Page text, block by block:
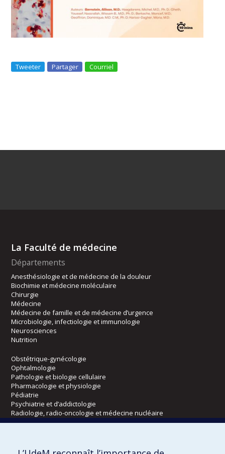
Tweeter Partager Courriel
La Faculté de médecine
Départements
Anesthésiologie et de médecine de la douleur
Biochimie et médecine moléculaire
Chirurgie
Médecine
Médecine de famille et de médecine d’urgence
Microbiologie, infectiologie et immunologie
Neurosciences
Nutrition
Obstétrique-gynécologie
Ophtalmologie
Pathologie et biologie cellulaire
Pharmacologie et physiologie
Pédiatrie
Psychiatrie et d’addictologie
Radiologie, radio-oncologie et médecine nucléaire